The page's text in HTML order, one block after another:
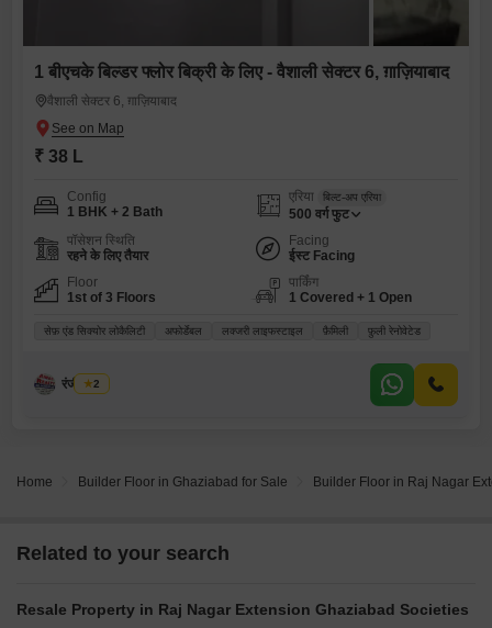
1 बीएचके बिल्डर फ्लोर बिक्री के लिए - वैशाली सेक्टर 6, ग़ाज़ियाबाद
वैशाली सेक्टर 6, ग़ाज़ियाबाद
₹ 38 L
Config
1 BHK + 2 Bath
एरिया बिल्ट-अप एरिया
500 वर्ग फुट
पॉसेशन स्थिति
रहने के लिए तैयार
Facing
ईस्ट Facing
Floor
1st of 3 Floors
पार्किंग
1 Covered + 1 Open
सेफ़ एंड सिक्योर लोकैलिटी अफोर्डेबल लक्जरी लाइफस्टाइल फ़ैमिली फ़ुली रेनोवेटेड
रंजीत सिंघ
2
Home Builder Floor in Ghaziabad for Sale Builder Floor in Raj Nagar
Related to your search
Resale Property in Raj Nagar Extension Ghaziabad Societies